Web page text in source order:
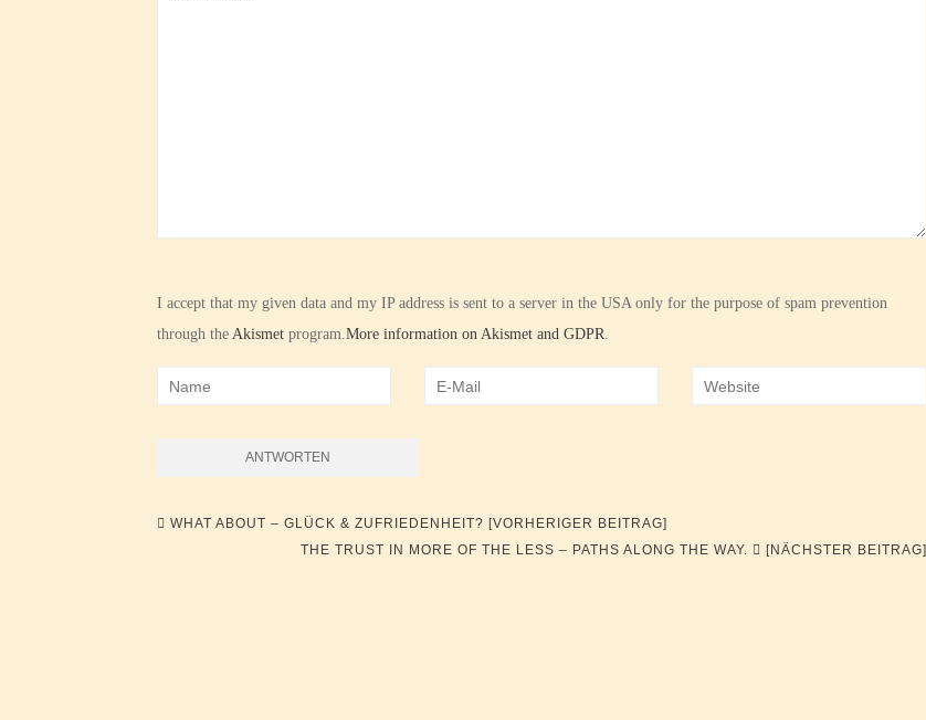
I accept that my given data and my IP address is sent to a server in the USA only for the purpose of spam prevention
through the Akismet program.More information on Akismet and GDPR.
Beitragsnavigation
WHAT ABOUT – GLÜCK & ZUFRIEDENHEIT? [VORHERIGER BEITRAG]
THE TRUST IN MORE OF THE LESS – PATHS ALONG THE WAY.
[NÄCHSTER BEITRAG]